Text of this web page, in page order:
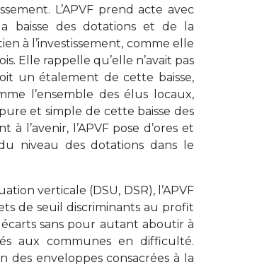
L’APVF prend acte avec
baisse des dotations et de la
à l’investissement, comme elle
Elle rappelle qu’elle n’avait pas
un étalement de cette baisse,
l’ensemble des élus locaux,
et simple de cette baisse des
l’avenir, l’APVF pose d’ores et
niveau des dotations dans le
verticale (DSU, DSR), l’APVF
de seuil discriminants au profit
sans pour autant aboutir à
aux communes en difficulté.
des enveloppes consacrées à la